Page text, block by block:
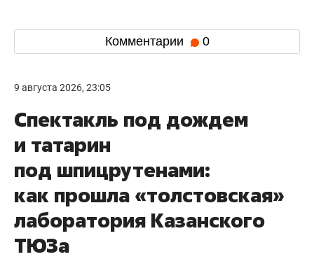
Комментарии 0
9 августа 2026, 23:05
Спектакль под дождем
и татарин
под шпицрутенами:
как прошла «толстовская»
лаборатория Казанского
ТЮЗа